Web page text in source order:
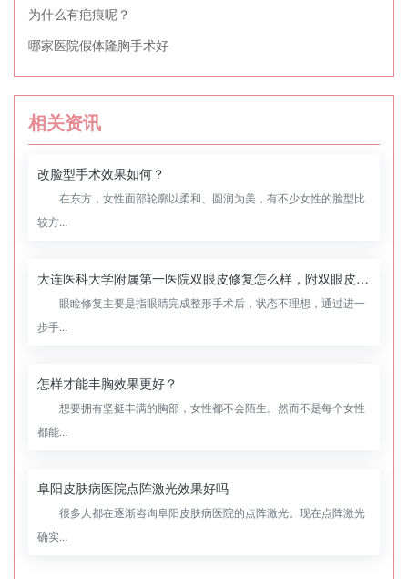
为什么有疤痕呢？
哪家医院假体隆胸手术好
相关资讯
改脸型手术效果如何？
在东方，女性面部轮廓以柔和、圆润为美，有不少女性的脸型比
较方...
大连医科大学附属第一医院双眼皮修复怎么样，附双眼皮修复案例
眼睑修复主要是指眼睛完成整形手术后，状态不理想，通过进一
步手...
怎样才能丰胸效果更好？
想要拥有坚挺丰满的胸部，女性都不会陌生。然而不是每个女性
都能...
阜阳皮肤病医院点阵激光效果好吗
很多人都在逐渐咨询阜阳皮肤病医院的点阵激光。现在点阵激光
确实...